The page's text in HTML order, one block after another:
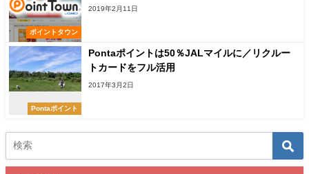
ポイントタウン
2019年2月11日
Pontaポイント
Pontaポイントは50％JALマイルに／リクルー
トカードをフル活用
2017年3月2日